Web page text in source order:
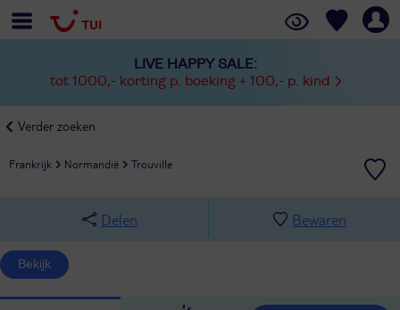
LIVE HAPPY SALE:
tot 1000,- korting p. boeking + 100,- p. kind
Verder zoeken
Frankrijk Normandië Trouville
Delen Bewaren
Bekijk